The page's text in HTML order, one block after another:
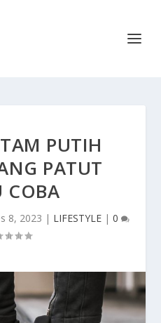
PUTIH
PATUT
COBA
8, 2023 | LIFESTYLE| 0